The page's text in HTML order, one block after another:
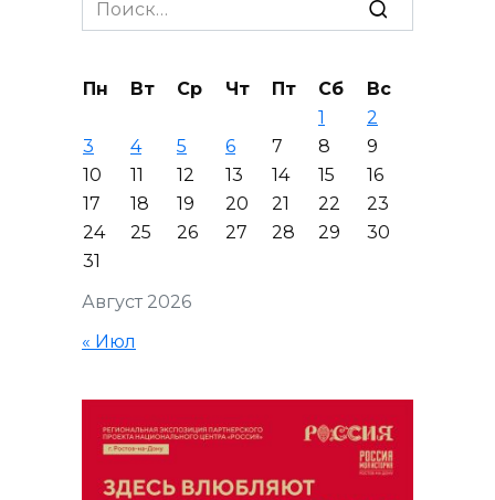
for:
Август 2026
Пн Вт Ср Чт Пт Сб
Вс
1
2
3
4 5 6 7 8
9
10
11 12 13 14 15
16
17
18 19 20 21 22
23
24
25 26 27 28 29
30
31
« Июл